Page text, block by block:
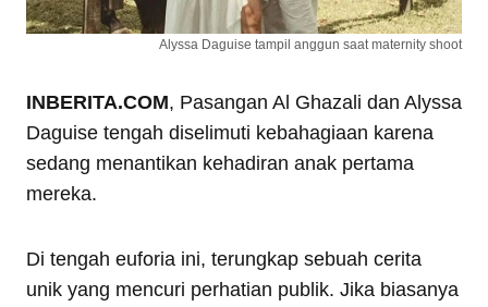
Alyssa Daguise tampil anggun saat maternity shoot
INBERITA.COM, Pasangan Al Ghazali dan Alyssa
Daguise tengah diselimuti kebahagiaan karena
sedang menantikan kehadiran anak pertama
mereka.
Di tengah euforia ini, terungkap sebuah cerita
unik yang mencuri perhatian publik. Jika biasanya